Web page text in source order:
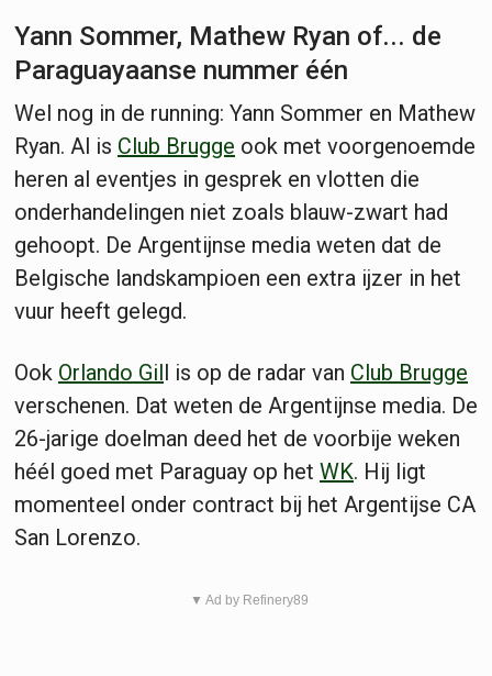
Yann Sommer, Mathew Ryan of... de
Paraguayaanse nummer één
Wel nog in de running: Yann Sommer en Mathew
Ryan. Al is Club Brugge ook met voorgenoemde
heren al eventjes in gesprek en vlotten die
onderhandelingen niet zoals blauw-zwart had
gehoopt. De Argentijnse media weten dat de
Belgische landskampioen een extra ijzer in het
vuur heeft gelegd.
Ook Orlando Gill is op de radar van Club Brugge
verschenen. Dat weten de Argentijnse media. De
26-jarige doelman deed het de voorbije weken
héél goed met Paraguay op het WK. Hij ligt
momenteel onder contract bij het Argentijse CA
San Lorenzo.
▼ Ad by Refinery89